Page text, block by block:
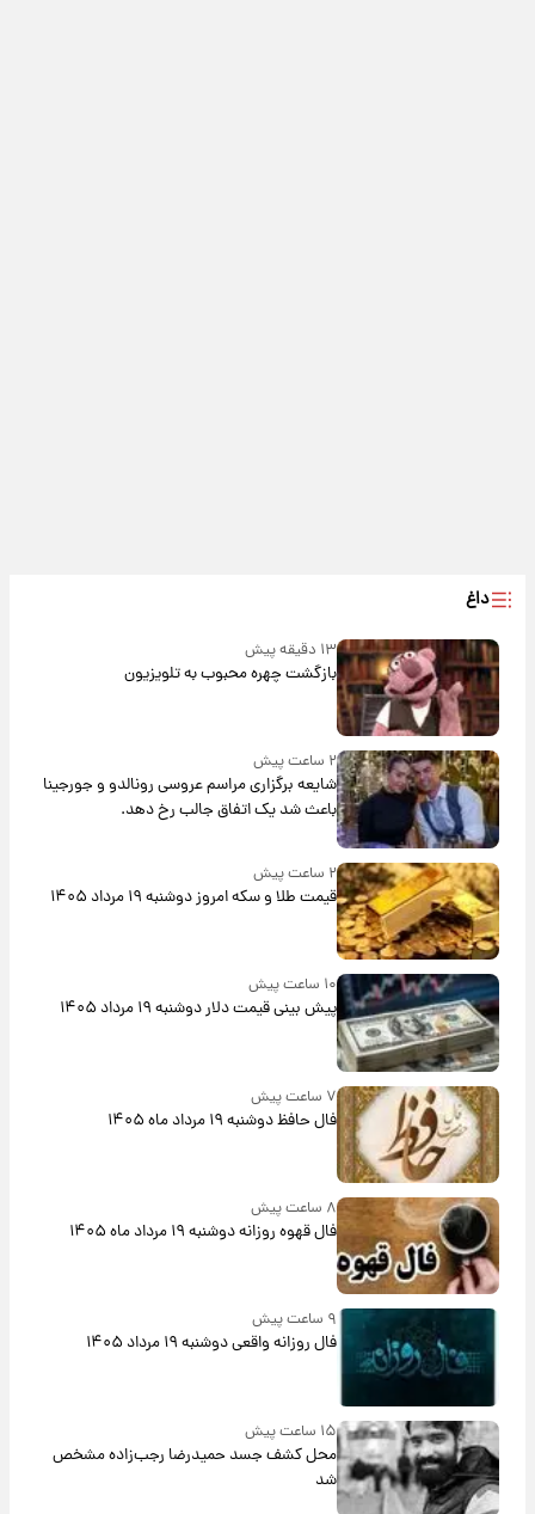
داغ
۱۳ دقیقه پیش
بازگشت چهره محبوب به تلویزیون
۲ ساعت پیش
شایعه برگزاری مراسم عروسی رونالدو و جورجینا
باعث شد یک اتفاق جالب رخ دهد.
۲ ساعت پیش
قیمت طلا و سکه امروز دوشنبه ۱۹ مرداد ۱۴۰۵
۱۰ ساعت پیش
پیش‌ بینی قیمت دلار دوشنبه ۱۹ مرداد ۱۴۰۵
۷ ساعت پیش
فال حافظ دوشنبه ۱۹ مرداد ماه ۱۴۰۵
۸ ساعت پیش
فال قهوه روزانه دوشنبه ۱۹ مرداد ماه ۱۴۰۵
فال روزانه واقعی دوشنبه ۱۹ مرداد ۱۴۰۵
۱۵ ساعت پیش
محل کشف جسد حمیدرضا رجب‌زاده مشخص
شد